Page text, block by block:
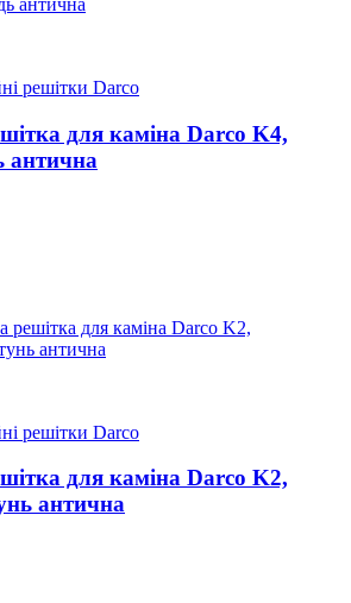
решітки Darco
для каміна Darco K4,
антична
решітки Darco
для каміна Darco K2,
антична